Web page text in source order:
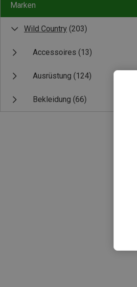
Marken
Wild Country (203)
Accessoires (13)
Ausrüstung (124)
Bekleidung (66)